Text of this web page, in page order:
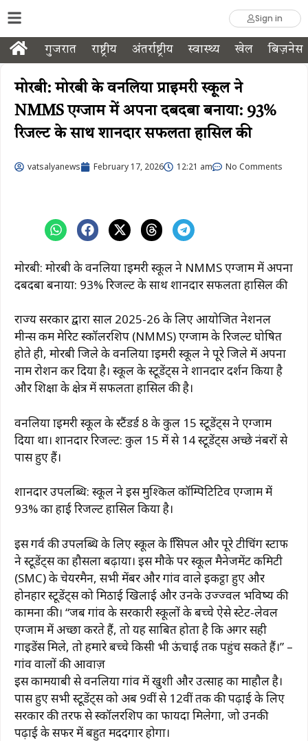
Sign in
गुजरात राष्ट्रीय अंतर्राष्ट्रीय स्वास्थ्य खेल बिज़नेस
मोरबी: मोरबी के वनलिया प्राइमरी स्कूल ने
NMMS एग्जाम में अपना दबदबा बनाया: 93%
रिजल्ट के साथ शानदार सफलता हासिल की
vatsalyanews February 17, 2026 12:21 am No Comments
मोरबी: मोरबी के वनलिया प्राइमरी स्कूल ने NMMS एग्जाम में अपना
दबदबा बनाया: 93% रिजल्ट के साथ शानदार सफलता हासिल की
राज्य सरकार द्वारा साल 2025-26 के लिए आयोजित नेशनल
मीन्स कम मेरिट स्कॉलरशिप (NMMS) एग्जाम के रिजल्ट घोषित
होते ही, मोरबी जिले के वनलिया प्राइमरी स्कूल ने पूरे जिले में अपना
नाम रोशन कर दिया है। स्कूल के स्टूडेंट्स ने शानदार प्रदर्शन किया है
और शिक्षा के क्षेत्र में सफलता हासिल की है।
वनलिया प्राइमरी स्कूल के स्टैंडर्ड 8 के कुल 15 स्टूडेंट्स ने एग्जाम
दिया था। शानदार रिजल्ट: कुल 15 में से 14 स्टूडेंट्स अच्छे नंबरों से
पास हुए हैं।
शानदार उपलब्धि: स्कूल ने इस मुश्किल कॉम्पिटिटिव एग्जाम में
93% का हाई रिजल्ट हासिल किया है।
इस गर्व की उपलब्धि के लिए स्कूल के प्रिंसिपल और पूरे टीचिंग स्टाफ
ने स्टूडेंट्स का हौसला बढ़ाया। इस मौके पर स्कूल मैनेजमेंट कमिटी
(SMC) के चेयरमैन, सभी मेंबर और गांव वाले इकट्ठा हुए और
होनहार स्टूडेंट्स को मिठाई खिलाई और उनके उज्ज्वल भविष्य की
कामना की। “जब गांव के सरकारी स्कूलों के बच्चे ऐसे स्टेट-लेवल
एग्जाम में अच्छा करते हैं, तो यह साबित होता है कि अगर सही
गाइडेंस मिले, तो हमारे बच्चे किसी भी ऊंचाई तक पहुंच सकते हैं।” –
गांव वालों की आवाज़
​इस कामयाबी से वनलिया गांव में खुशी और उत्साह का माहौल है।
पास हुए सभी स्टूडेंट्स को अब 9वीं से 12वीं तक की पढ़ाई के लिए
सरकार की तरफ से स्कॉलरशिप का फायदा मिलेगा, जो उनकी
पढ़ाई के सफर में बहुत मददगार होगा।